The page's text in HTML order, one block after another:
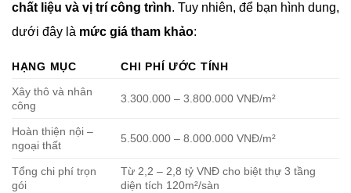
chất liệu và vị trí công trình. Tuy nhiên, để bạn hình dung,
dưới đây là mức giá tham khảo:
HẠNG MỤC
CHI PHÍ ƯỚC TÍNH
Xây thô và nhân
công
3.300.000 – 3.800.000 VNĐ/m²
Hoàn thiện nội –
ngoại thất
5.500.000 – 8.000.000 VNĐ/m²
Tổng chi phí trọn
gói
Từ 2,2 – 2,8 tỷ VNĐ cho biệt thự 3 tầng
diện tích 120m²/sàn